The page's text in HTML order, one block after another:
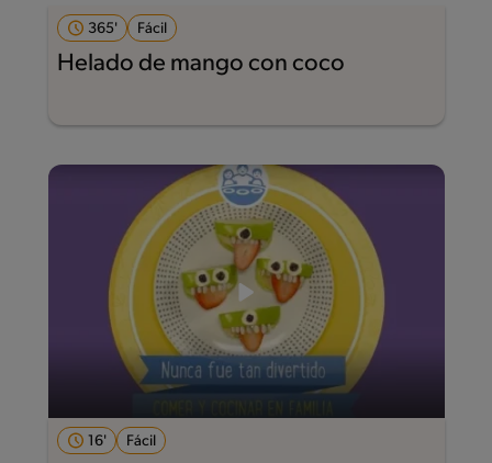
365' Fácil
Helado de mango con coco
16' Fácil